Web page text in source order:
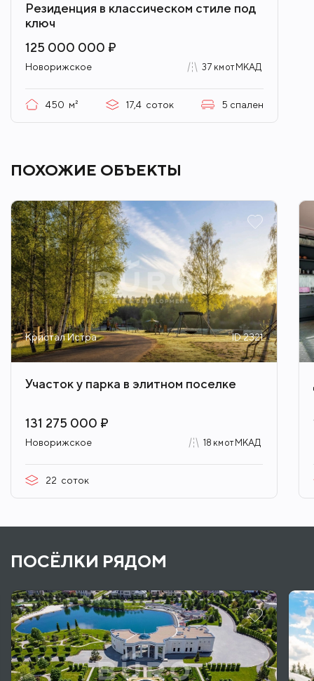
Резиденция в классическом стиле под
ключ
125 000 000 ₽
Новорижское 37 км от МКАД
450 м² 17,4 соток 5 спален
ПОХОЖИЕ ОБЪЕКТЫ
Кристал Истра ID 2321
Участок у парка в элитном поселке
131 275 000 ₽
Новорижское 18 км от МКАД
22 соток
ПОСЁЛКИ РЯДОМ